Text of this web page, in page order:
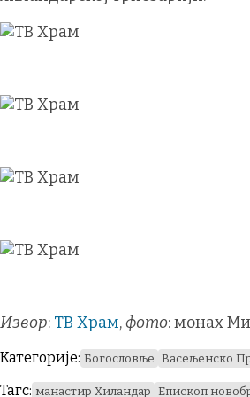
Извор: ТВ Храм,фото: монах
Категорије: Богословље Васељенско
Тагс: манастир Хиландар Eпископ